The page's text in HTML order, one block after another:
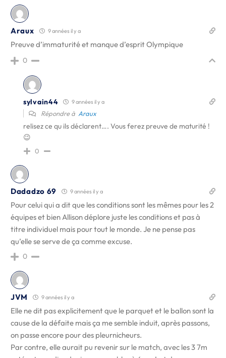
Araux 9 années il y a
Preuve d’immaturité et manque d’esprit Olympique
0
sylvain44 9 années il y a
Répondre à Araux
relisez ce qu ils déclarent…. Vous ferez preuve de maturité !
😉
0
Dadadzo 69 9 années il y a
Pour celui qui a dit que les conditions sont les mêmes pour les 2
équipes et bien Allison déplore juste les conditions et pas à
titre individuel mais pour tout le monde. Je ne pense pas
qu’elle se serve de ça comme excuse.
0
JVM 9 années il y a
Elle ne dit pas explicitement que le parquet et le ballon sont la
cause de la défaite mais ça me semble induit, après passons,
on passe encore pour des pleurnicheurs.
Par contre, elle aurait pu revenir sur le match, avec les 3 7m